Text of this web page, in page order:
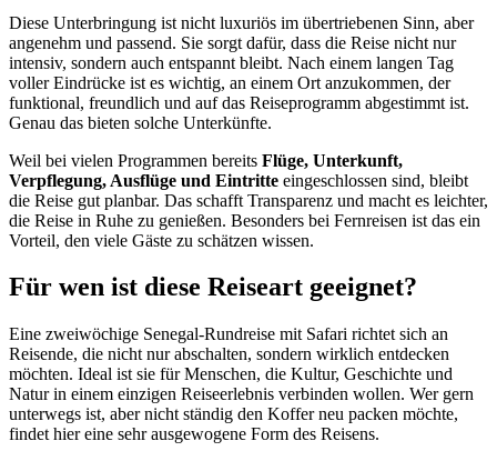
Diese Unterbringung ist nicht luxuriös im übertriebenen Sinn, aber
angenehm und passend. Sie sorgt dafür, dass die Reise nicht nur
intensiv, sondern auch entspannt bleibt. Nach einem langen Tag
voller Eindrücke ist es wichtig, an einem Ort anzukommen, der
funktional, freundlich und auf das Reiseprogramm abgestimmt ist.
Genau das bieten solche Unterkünfte.
Weil bei vielen Programmen bereits Flüge, Unterkunft,
Verpflegung, Ausflüge und Eintritte eingeschlossen sind, bleibt
die Reise gut planbar. Das schafft Transparenz und macht es leichter,
die Reise in Ruhe zu genießen. Besonders bei Fernreisen ist das ein
Vorteil, den viele Gäste zu schätzen wissen.
Für wen ist diese Reiseart geeignet?
Eine zweiwöchige Senegal-Rundreise mit Safari richtet sich an
Reisende, die nicht nur abschalten, sondern wirklich entdecken
möchten. Ideal ist sie für Menschen, die Kultur, Geschichte und
Natur in einem einzigen Reiseerlebnis verbinden wollen. Wer gern
unterwegs ist, aber nicht ständig den Koffer neu packen möchte,
findet hier eine sehr ausgewogene Form des Reisens.